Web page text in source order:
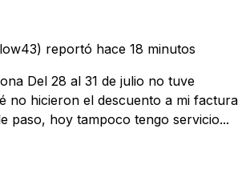
reportó hace 18 minutos
Del 28 al 31 de julio no tuve
no hicieron el descuento a mi factura
paso, hoy tampoco tengo servicio...